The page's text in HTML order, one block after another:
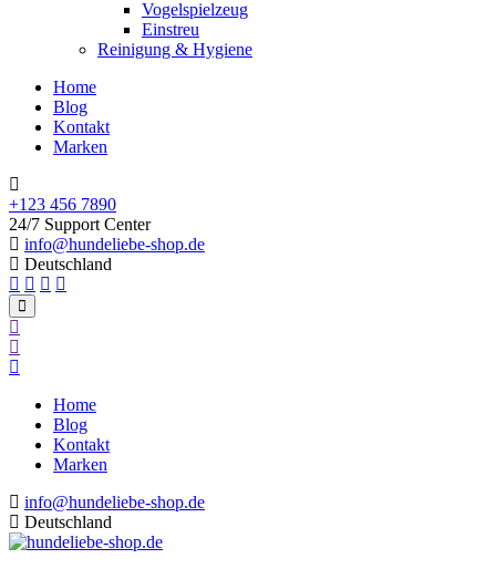
Vogelspielzeug
Einstreu
Reinigung & Hygiene
Home
Blog
Kontakt
Marken
+123 456 7890
24/7 Support Center
info@hundeliebe-shop.de
Deutschland
Home
Blog
Kontakt
Marken
info@hundeliebe-shop.de
Deutschland